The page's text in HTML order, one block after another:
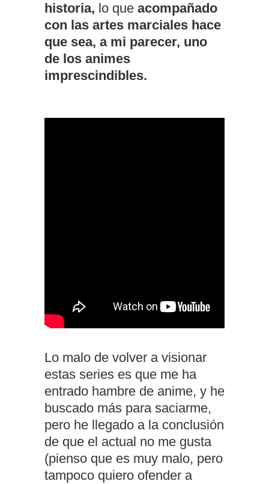
historia, lo que acompañado
con las artes marciales hace
que sea, a mi parecer, uno
de los animes
imprescindibles.
Lo malo de volver a visionar
estas series es que me ha
entrado hambre de anime, y he
buscado más para saciarme,
pero he llegado a la conclusión
de que el actual no me gusta
(pienso que es muy malo, pero
tampoco quiero ofender a